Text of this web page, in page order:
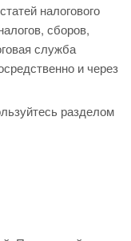
налогового
сборов,
служба
и через
разделом